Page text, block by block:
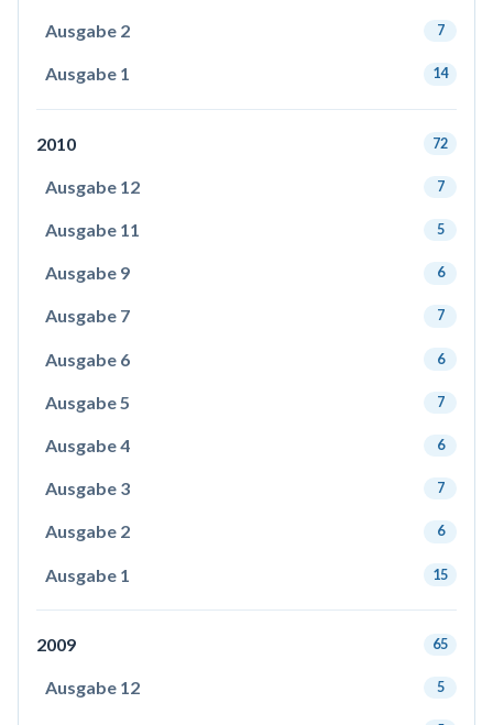
Ausgabe 2 7
Ausgabe 1 14
2010 72
Ausgabe 12 7
Ausgabe 11 5
Ausgabe 9 6
Ausgabe 7 7
Ausgabe 6 6
Ausgabe 5 7
Ausgabe 4 6
Ausgabe 3 7
Ausgabe 2 6
Ausgabe 1 15
2009 65
Ausgabe 12 5